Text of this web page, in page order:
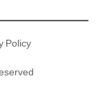
Policy